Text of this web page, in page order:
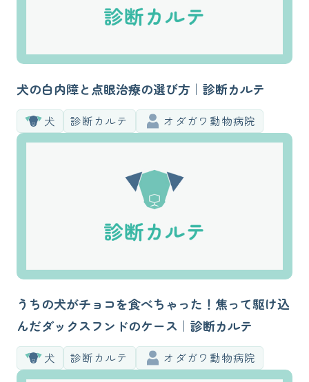
犬の白内障と点眼治療の選び方｜診断カルテ
犬 診断カルテ オダガワ動物病院
うちの犬がチョコを食べちゃった！焦って駆け込
んだダックスフンドのケース｜診断カルテ
犬 診断カルテ オダガワ動物病院